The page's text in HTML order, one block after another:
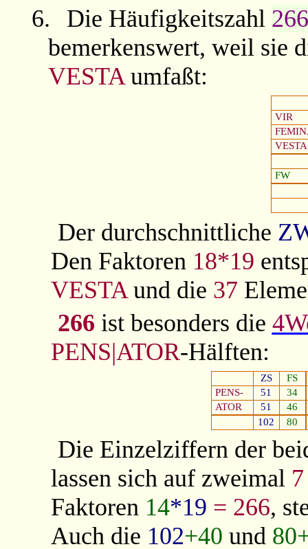
6.
Die Häufigkeitszahl 266
bemerkenswert, weil sie
VESTAumfaßt:
VIR
VESTA
FW
Der durchschnittliche
Den Faktoren 18*19
VESTAund die 37
266 ist besonders die
PENS|ATOR-Hälften:
ZS
FS
PENS-
51
34
ATOR
51
46
102
80
Die Einzelziffern der
lassen sich auf zweimal
Faktoren 14*19 = 266,
Auch die 102+40 und